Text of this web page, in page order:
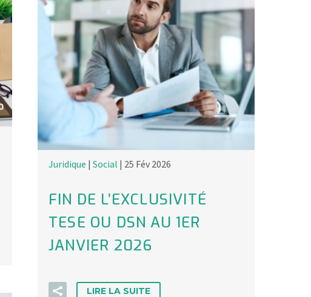
Juridique | Social | 25 Fév 2026
FIN DE L’EXCLUSIVITÉ
TESE OU DSN AU 1ER
JANVIER 2026
LIRE LA SUITE